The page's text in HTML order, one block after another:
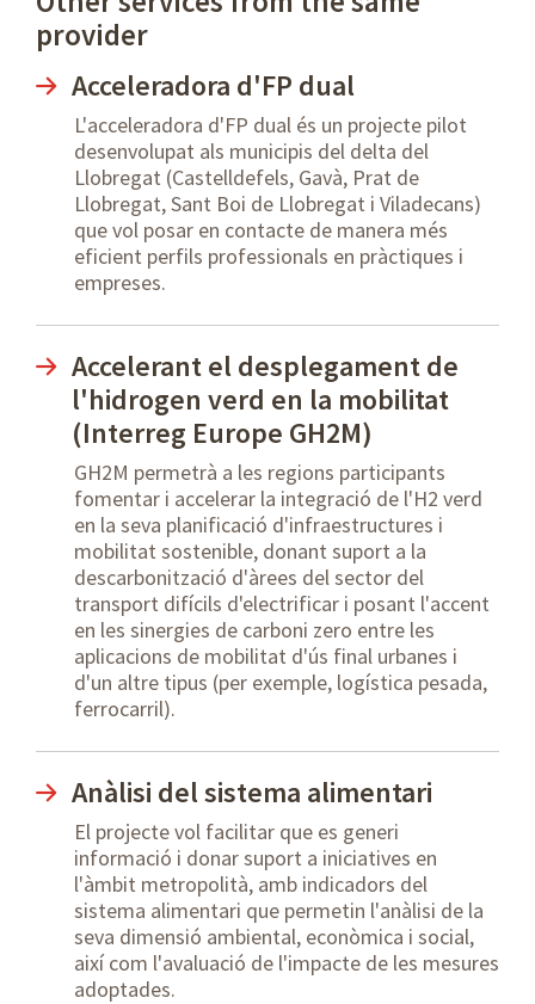
provider
Acceleradora d'FP dual
L'acceleradora d'FP dual és un projecte pilot
desenvolupat als municipis del delta del
Llobregat (Castelldefels, Gavà, Prat de
Llobregat, Sant Boi de Llobregat i Viladecans)
que vol posar en contacte de manera més
eficient perfils professionals en pràctiques i
empreses.
Accelerant el desplegament de
l'hidrogen verd en la mobilitat
(Interreg Europe GH2M)
GH2M permetrà a les regions participants
fomentar i accelerar la integració de l'H2 verd
en la seva planificació d'infraestructures i
mobilitat sostenible, donant suport a la
descarbonització d'àrees del sector del
transport difícils d'electrificar i posant l'accent
en les sinergies de carboni zero entre les
aplicacions de mobilitat d'ús final urbanes i
d'un altre tipus (per exemple, logística pesada,
ferrocarril).
Anàlisi del sistema alimentari
El projecte vol facilitar que es generi
informació i donar suport a iniciatives en
l'àmbit metropolità, amb indicadors del
sistema alimentari que permetin l'anàlisi de la
seva dimensió ambiental, econòmica i social,
així com l'avaluació de l'impacte de les mesures
adoptades.